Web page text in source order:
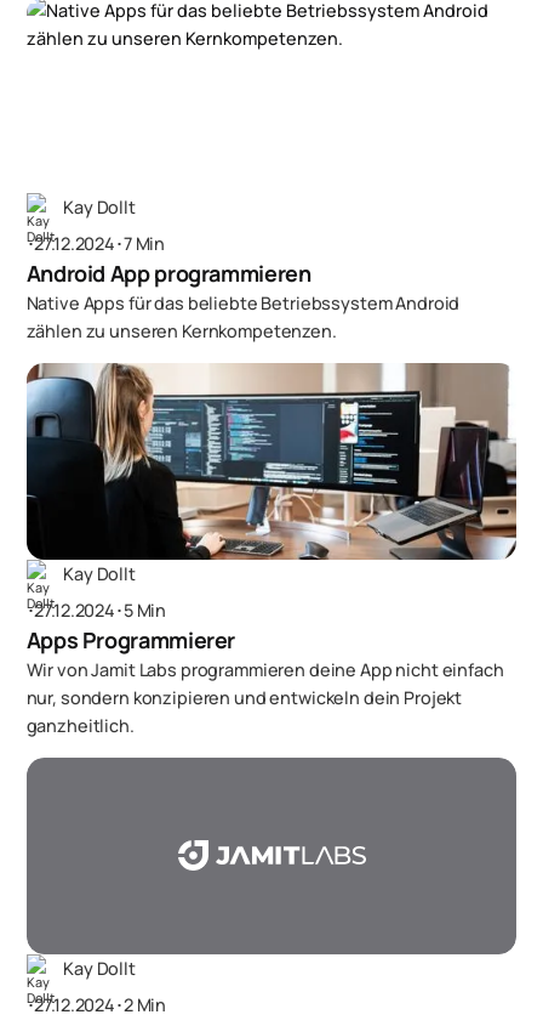
Kay Dollt
･27.12.2024･7 Min
Android App programmieren
Native Apps für das beliebte Betriebssystem Android
zählen zu unseren Kernkompetenzen.
Kay Dollt
･27.12.2024･5 Min
Apps Programmierer
Wir von Jamit Labs programmieren deine App nicht einfach
nur, sondern konzipieren und entwickeln dein Projekt
ganzheitlich.
Kay Dollt
･27.12.2024･2 Min